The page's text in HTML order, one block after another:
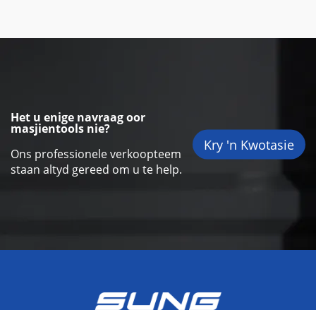
Het u enige navraag oor
masjientools nie?
Ons professionele verkoopteem
staan altyd gereed om u te help.
Kry 'n Kwotasie